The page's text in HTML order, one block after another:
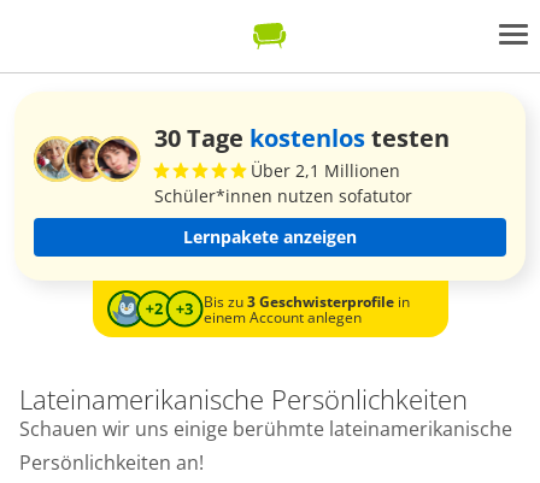
30 Tage kostenlostesten
Über 2,1 Millionen
Schüler*innen nutzen sofatutor
Lernpakete anzeigen
Bis zu3 Geschwisterprofilein
einem Account anlegen
Lateinamerikanische Persönlichkeiten
Schauen wir uns einige berühmte lateinamerikanische
Persönlichkeiten an!